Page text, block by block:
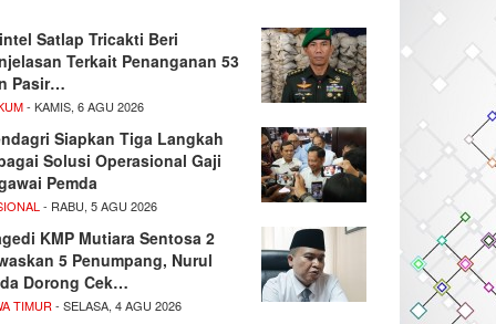
Satlap Tricakti Beri
Terkait Penanganan 53
Pasir…
- KAMIS, 6 AGU 2026
Siapkan Tiga Langkah
Solusi Operasional Gaji
Pemda
- RABU, 5 AGU 2026
KMP Mutiara Sentosa 2
5 Penumpang, Nurul
Dorong Cek…
TIMUR - SELASA, 4 AGU 2026